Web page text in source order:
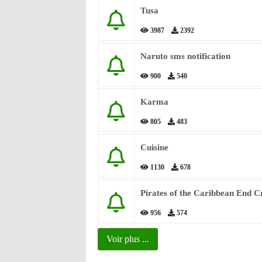
Tusa
3987 2392
Naruto sms notification
900 540
Karma
805 483
Cuisine
1130 678
Pirates of the Caribbean End
956 574
Voir plus ...